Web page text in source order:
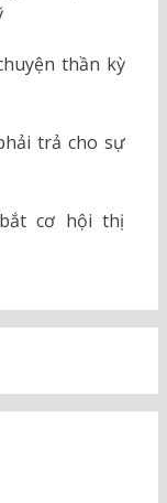
thần kỳ
trả cho sự
cơ hội thị